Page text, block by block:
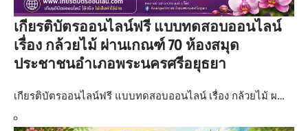
เกียรติบัตรออนไลน์ฟรี แบบทดสอบออนไลน์
เรื่อง กล้วยไม้ ผ่านเกณฑ์ 70 ห้องสมุด
ประชาชนอำเภอพระนครศรีอยุธยา
เกียรติบัตรออนไลน์ฟรี แบบทดสอบออนไลน์ เรื่อง กล้วยไม้ ผ…